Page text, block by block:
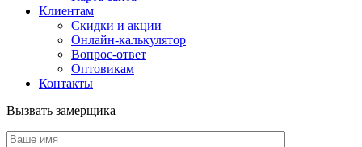
Клиентам
Скидки и акции
Онлайн-калькулятор
Вопрос-ответ
Оптовикам
Контакты
Вызвать замерщика